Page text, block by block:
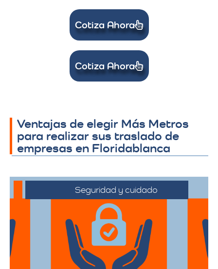
Cotiza Ahora
Cotiza Ahora
Ventajas de elegir Más Metros
para realizar sus traslado de
empresas en Floridablanca
Seguridad y cuidado
Nos comprometemos a manejar sus
pertenencias con el máximo cuidado,
desde el embalaje hasta la entrega final.